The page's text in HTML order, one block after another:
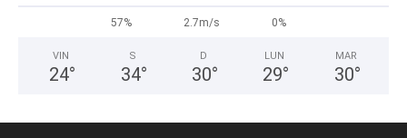
57% 2.7m/s 0%
VIN
24°
S
34°
D
30°
LUN
29°
MAR
30°